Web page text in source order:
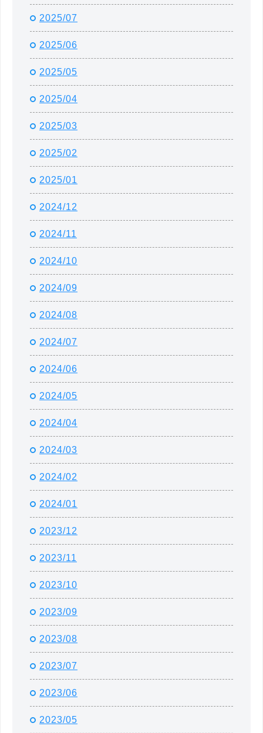
2025/07
2025/06
2025/05
2025/04
2025/03
2025/02
2025/01
2024/12
2024/11
2024/10
2024/09
2024/08
2024/07
2024/06
2024/05
2024/04
2024/03
2024/02
2024/01
2023/12
2023/11
2023/10
2023/09
2023/08
2023/07
2023/06
2023/05